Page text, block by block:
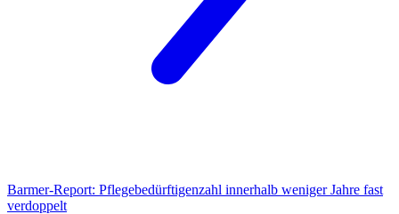
Barmer-Report: Pflegebedürftigenzahl innerhalb weniger Jahre fast
verdoppelt